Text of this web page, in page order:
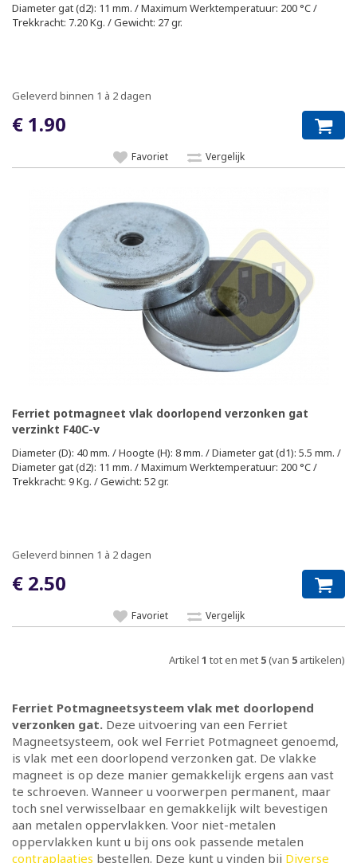
Diameter gat (d2): 11 mm. / Maximum Werktemperatuur: 200 °C /
Trekkracht: 7.20 Kg. / Gewicht: 27 gr.
Geleverd binnen 1 à 2 dagen
€ 1.90
Favoriet Vergelijk
Ferriet potmagneet vlak doorlopend verzonken gat
verzinkt F40C-v
Diameter (D): 40 mm. / Hoogte (H): 8 mm. / Diameter gat (d1): 5.5 mm. /
Diameter gat (d2): 11 mm. / Maximum Werktemperatuur: 200 °C /
Trekkracht: 9 Kg. / Gewicht: 52 gr.
Geleverd binnen 1 à 2 dagen
€ 2.50
Favoriet Vergelijk
Artikel 1 tot en met 5(van 5 artikelen)
Ferriet Potmagneetsysteem vlak met doorlopend
verzonken gat. Deze uitvoering van een Ferriet
Magneetsysteem, ook wel Ferriet Potmagneet genoemd,
is vlak met een doorlopend verzonken gat. De vlakke
magneet is op deze manier gemakkelijk ergens aan vast
te schroeven. Wanneer u voorwerpen permanent, maar
toch snel verwisselbaar en gemakkelijk wilt bevestigen
aan metalen oppervlakken. Voor niet-metalen
oppervlakken kunt u bij ons ook passende metalen
contraplaatjes bestellen. Deze kunt u vinden bij Diverse